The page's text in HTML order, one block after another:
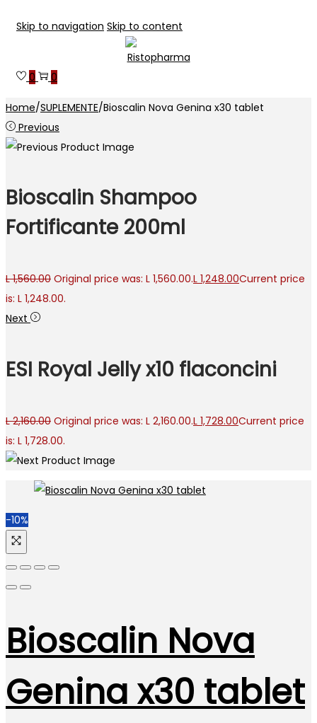
Skip to navigation Skip to content
0 0
Home/SUPLEMENTE/Bioscalin Nova Genina x30 tablet
Previous
Bioscalin Shampoo
Fortificante 200ml
L1,560.00 Original price was: L 1,560.00.L 1,248.00Current price
is: L 1,248.00.
Next
ESI Royal Jelly x10 flaconcini
L2,160.00 Original price was: L 2,160.00.L 1,728.00Current price
is: L 1,728.00.
-10%
Bioscalin Nova
Genina x30 tablet